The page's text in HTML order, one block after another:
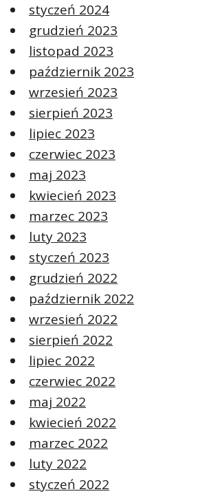
styczeń 2024
grudzień 2023
listopad 2023
październik 2023
wrzesień 2023
sierpień 2023
lipiec 2023
czerwiec 2023
maj 2023
kwiecień 2023
marzec 2023
luty 2023
styczeń 2023
grudzień 2022
październik 2022
wrzesień 2022
sierpień 2022
lipiec 2022
czerwiec 2022
maj 2022
kwiecień 2022
marzec 2022
luty 2022
styczeń 2022